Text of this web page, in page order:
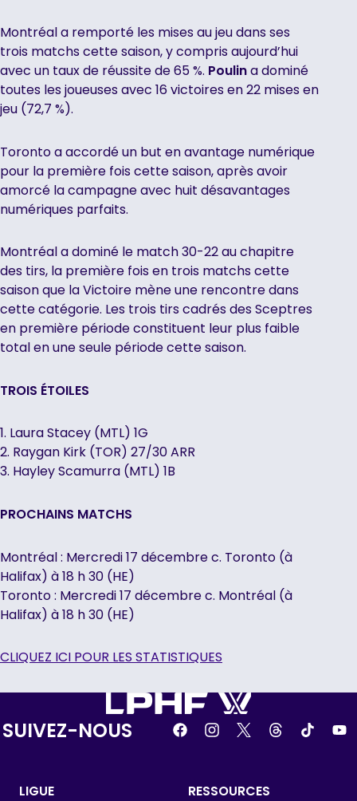
Montréal a remporté les mises au jeu dans ses
trois matchs cette saison, y compris aujourd’hui
avec un taux de réussite de 65 %. Poulina dominé
toutes les joueuses avec 16 victoires en 22 mises en
jeu (72,7 %).
Toronto a accordé un but en avantage numérique
pour la première fois cette saison, après avoir
amorcé la campagne avec huit désavantages
numériques parfaits.
Montréal a dominé le match 30-22 au chapitre
des tirs, la première fois en trois matchs cette
saison que la Victoire mène une rencontre dans
cette catégorie. Les trois tirs cadrés des Sceptres
en première période constituent leur plus faible
total en une seule période cette saison.
TROIS ÉTOILES
1. Laura Stacey (MTL) 1G
2. Raygan Kirk (TOR) 27/30 ARR
3. Hayley Scamurra (MTL) 1B
PROCHAINS MATCHS
Montréal : Mercredi 17 décembre c. Toronto (à
Halifax) à 18 h 30 (HE)
Toronto : Mercredi 17 décembre c. Montréal (à
Halifax) à 18 h 30 (HE)
CLIQUEZ ICI POUR LES STATISTIQUES
SUIVEZ-NOUS
LIGUE RESSOURCES